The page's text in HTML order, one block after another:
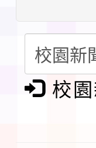
展演
請一
教育
報
淨零
檢送
校園